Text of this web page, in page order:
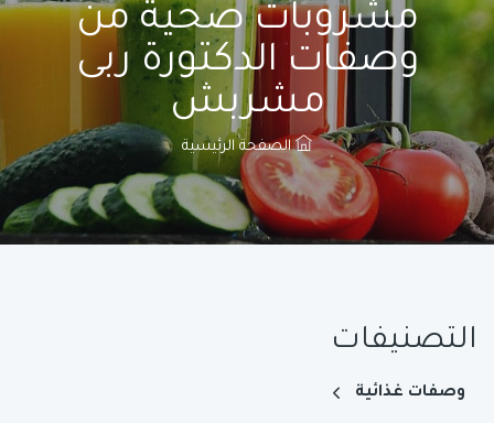
مشروبات صحية من
وصفات الدكتورة ربى
مشربش
الصفحة الرئيسية
التصنيفات
وصفات غذائية